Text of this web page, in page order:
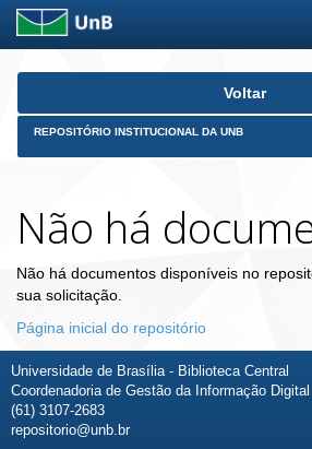
Skip
Voltar
REPOSITÓRIO INSTITUCIONAL DA UNB
Não há
Não há documentos disponíveis no
sua solicitação.
Página inicial do repositório
Universidade de Brasília - Biblioteca Central
Coordenadoria de Gestão da Informação
(61) 3107-2683
repositorio@unb.br